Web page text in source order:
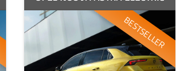
BESTSELLER